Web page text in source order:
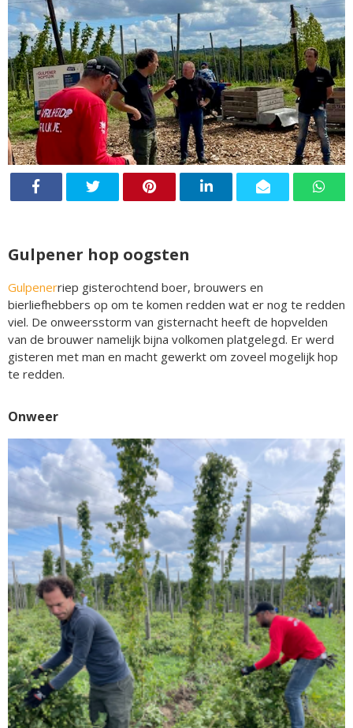
Gulpener hop oogsten
Gulpenerriep gisterochtend boer, brouwers en
bierliefhebbers op om te komen redden wat er nog te redden
viel. De onweersstorm van gisternacht heeft de hopvelden
van de brouwer namelijk bijna volkomen platgelegd. Er werd
gisteren met man en macht gewerkt om zoveel mogelijk hop
te redden.
Onweer